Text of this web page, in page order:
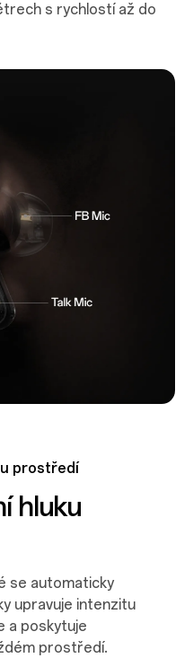
s rychlostí až do
prostředí
hluku
se automaticky
upravuje intenzitu
a poskytuje
prostředí.